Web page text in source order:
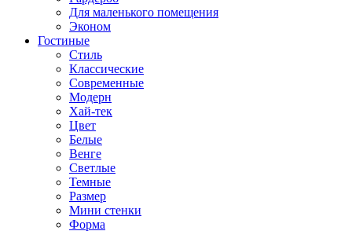
Для маленького помещения
Эконом
Гостиные
Стиль
Классические
Современные
Модерн
Хай-тек
Цвет
Белые
Венге
Светлые
Темные
Размер
Мини стенки
Форма